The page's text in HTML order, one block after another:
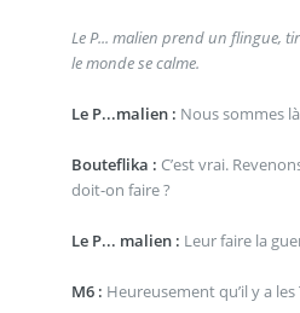
Le P... malien prend un flingue,
le monde se calme.
Le P...malien : Nous sommes
Bouteflika : C’est vrai.
doit-on faire ?
Le P... malien : Leur faire la
M6 : Heureusement qu’il y a les